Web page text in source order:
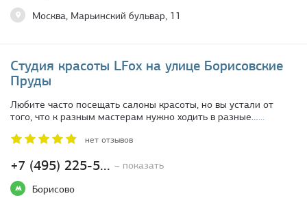
Москва, Марьинский бульвар, 11
Студия красоты LFox на улице Борисовские
Пруды
+7 (495) 225-5... – показать
Борисово
Любите часто посещать салоны красоты, но вы устали от
того, что к разным мастерам нужно ходить в разные…...
нет отзывов